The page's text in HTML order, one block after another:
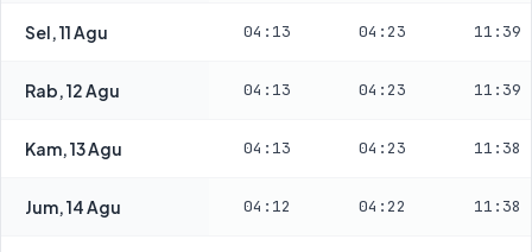
Sel, 11 Agu 04:13 04:23 11:39
Rab, 12 Agu 04:13 04:23 11:39
Kam, 13 Agu 04:13 04:23 11:38
Jum, 14 Agu 04:12 04:22 11:38